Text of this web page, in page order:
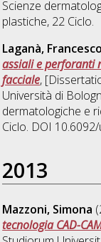
Scienze
plastiche, 22 Ciclo.
Laganà, Francesco
assiali e perforanti
facciale,
Università di
dermatologiche e
Ciclo. DOI
2013
Mazzoni, Simona
tecnologia CAD-